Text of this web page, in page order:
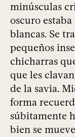
minúsculas
oscuro
blancas. Se
pequeños
chicharras
que les
de la savia.
forma
súbitamente
bien se